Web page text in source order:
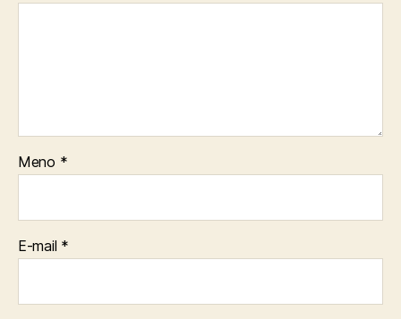
Meno *
E-mail *